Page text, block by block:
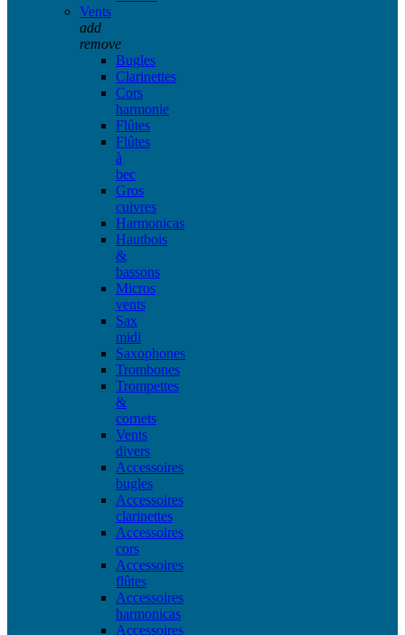
Vents
add
remove
Bugles
Clarinettes
Cors
harmonie
Flûtes
Flûtes
à
bec
Gros
cuivres
Harmonicas
Hautbois
&
bassons
Micros
vents
Sax
midi
Saxophones
Trombones
Trompettes
&
cornets
Vents
divers
Accessoires
bugles
Accessoires
clarinettes
Accessoires
cors
Accessoires
flûtes
Accessoires
harmonicas
Accessoires